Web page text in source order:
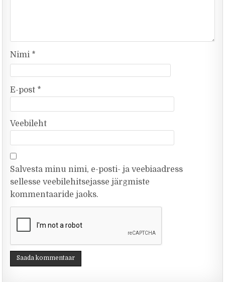
Nimi *
E-post *
Veebileht
Salvesta minu nimi, e-posti- ja veebiaadress
sellesse veebilehitsejasse järgmiste
kommentaaride jaoks.